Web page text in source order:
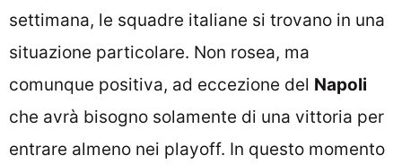
settimana, le squadre italiane si trovano in una
situazione particolare. Non rosea, ma
comunque positiva, ad eccezione del Napoli
che avrà bisogno solamente di una vittoria per
entrare almeno nei playoff. In questo momento